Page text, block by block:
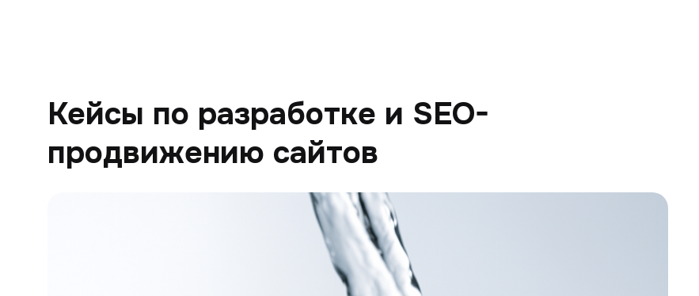
Кейсы по разработке и SEO-
продвижению сайтов